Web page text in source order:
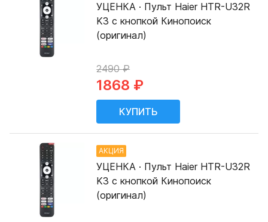
УЦЕНКА · Пульт Haier HTR-U32R
K3 с кнопкой Кинопоиск
(оригинал)
2490 ₽
1868 ₽
АКЦИЯ
УЦЕНКА · Пульт Haier HTR-U32R
K3 с кнопкой Кинопоиск
(оригинал)